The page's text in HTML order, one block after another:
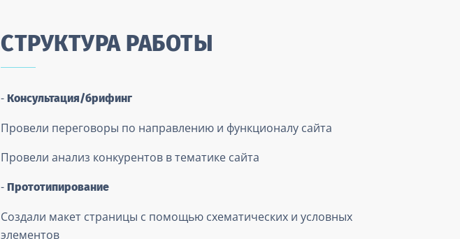
СТРУКТУРА РАБОТЫ
- Консультация/брифинг
Провели переговоры по направлению и функционалу сайта
Провели анализ конкурентов в тематике сайта
- Прототипирование
Создали макет страницы с помощью схематических и условных
элементов